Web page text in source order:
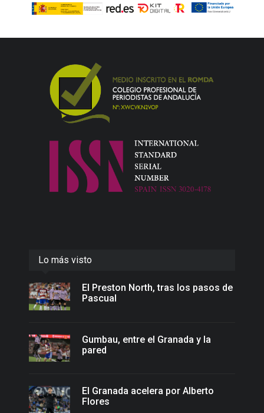
Lo más visto
El Preston North, tras los pasos de
Pascual
Gumbau, entre el Granada y la
pared
El Granada acelera por Alberto
Flores